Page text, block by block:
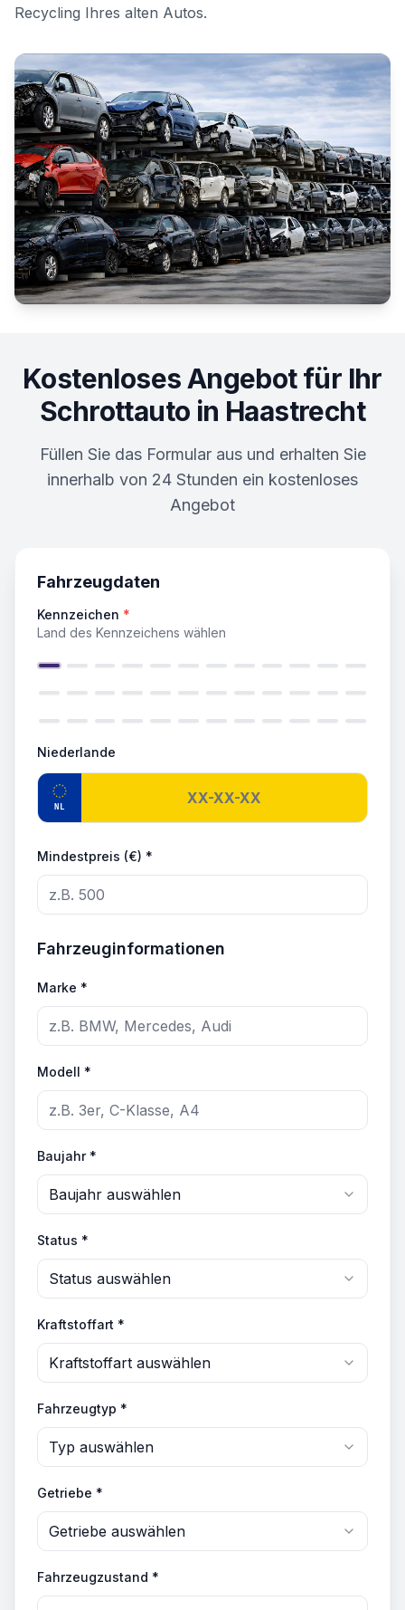
Recycling Ihres alten Autos.
Kostenloses Angebot für Ihr
Schrottauto in Haastrecht
Füllen Sie das Formular aus und erhalten Sie
innerhalb von 24 Stunden ein kostenloses
Angebot
Fahrzeugdaten
Kennzeichen *
Land des Kennzeichens wählen
Niederlande
NL
Mindestpreis (€) *
Fahrzeuginformationen
Marke *
Modell *
Baujahr *
Baujahr auswählen
Status *
Status auswählen
Kraftstoffart *
Kraftstoffart auswählen
Fahrzeugtyp *
Typ auswählen
Getriebe *
Getriebe auswählen
Fahrzeugzustand *